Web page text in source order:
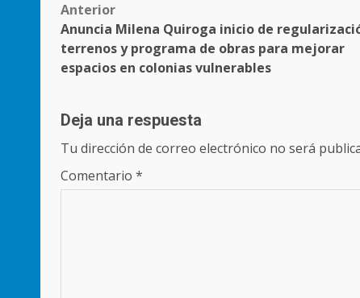
Post
navigation
Anterior
Anuncia Milena Quiroga inicio de
terrenos y programa de obras para mejorar
espacios en colonias vulnerables
Deja una respuesta
Tu dirección de correo electrónico no será
Comentario *